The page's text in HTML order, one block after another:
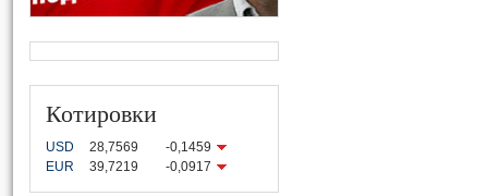
Котировки
USD 28,7569
-0,1459
EUR
39,7219 -0,0917